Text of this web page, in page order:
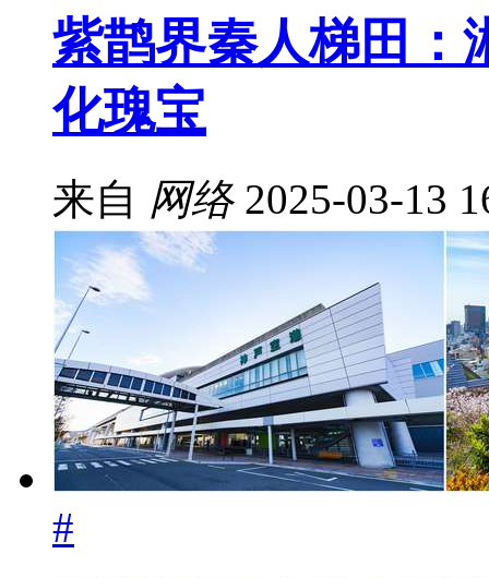
紫鹊界秦人梯田：
化瑰宝
来自 网络 2025-03-13
#